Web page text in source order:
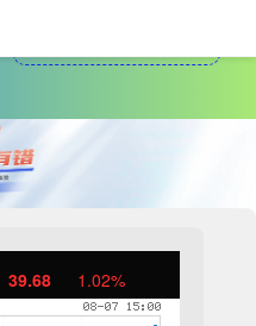
39.68 1.02%